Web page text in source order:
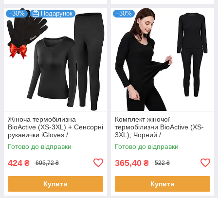
–30% Подарунок
Жіноча термобілизна
BioActive (XS-3XL) + Сенсорні
рукавички iGloves /
Термокомплект для жінок
Готово до відправки
424 ₴ 605,72 ₴
Купити
–30%
Комплект жіночої
термобілизни BioActive (XS-
3XL), Чорний /
Термокомплект для жінок /
Жіноча тепла термобілизна
Готово до відправки
365,40 ₴ 522 ₴
Купити